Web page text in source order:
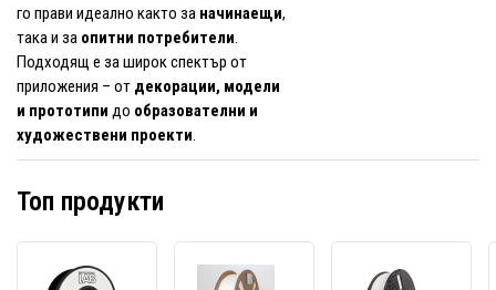
го прави идеално както за начинаещи,
така и за опитни потребители.
Подходящ е за широк спектър от
приложения – от декорации, модели
и прототипи до образователни и
художествени проекти.
Топ продукти
Professional